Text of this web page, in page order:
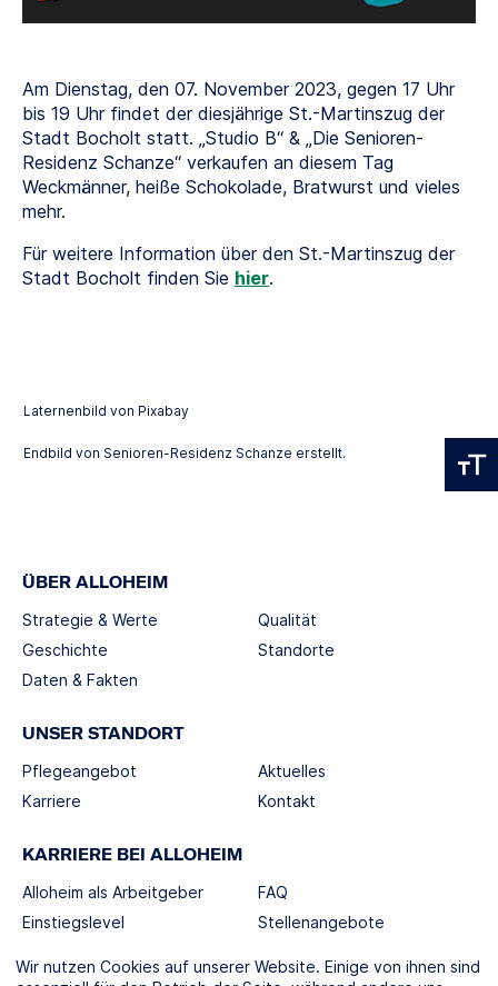
Am Dienstag, den 07. November 2023, gegen 17 Uhr
bis 19 Uhr findet der diesjährige St.-Martinszug der
Stadt Bocholt statt. „Studio B“ & „Die Senioren-
Residenz Schanze“ verkaufen an diesem Tag
Weckmänner, heiße Schokolade, Bratwurst und vieles
mehr.
Für weitere Information über den St.-Martinszug der
Stadt Bocholt finden Sie hier.
Laternenbild von Pixabay
Endbild von Senioren-Residenz Schanze erstellt.
ÜBER ALLOHEIM
Strategie & Werte
Geschichte
Daten & Fakten
Qualität
Standorte
UNSER STANDORT
Pflegeangebot
Karriere
Aktuelles
Kontakt
KARRIERE BEI ALLOHEIM
Alloheim als Arbeitgeber
Einstiegslevel
FAQ
Stellenangebote
Wir nutzen Cookies auf unserer Website. Einige von ihnen sind